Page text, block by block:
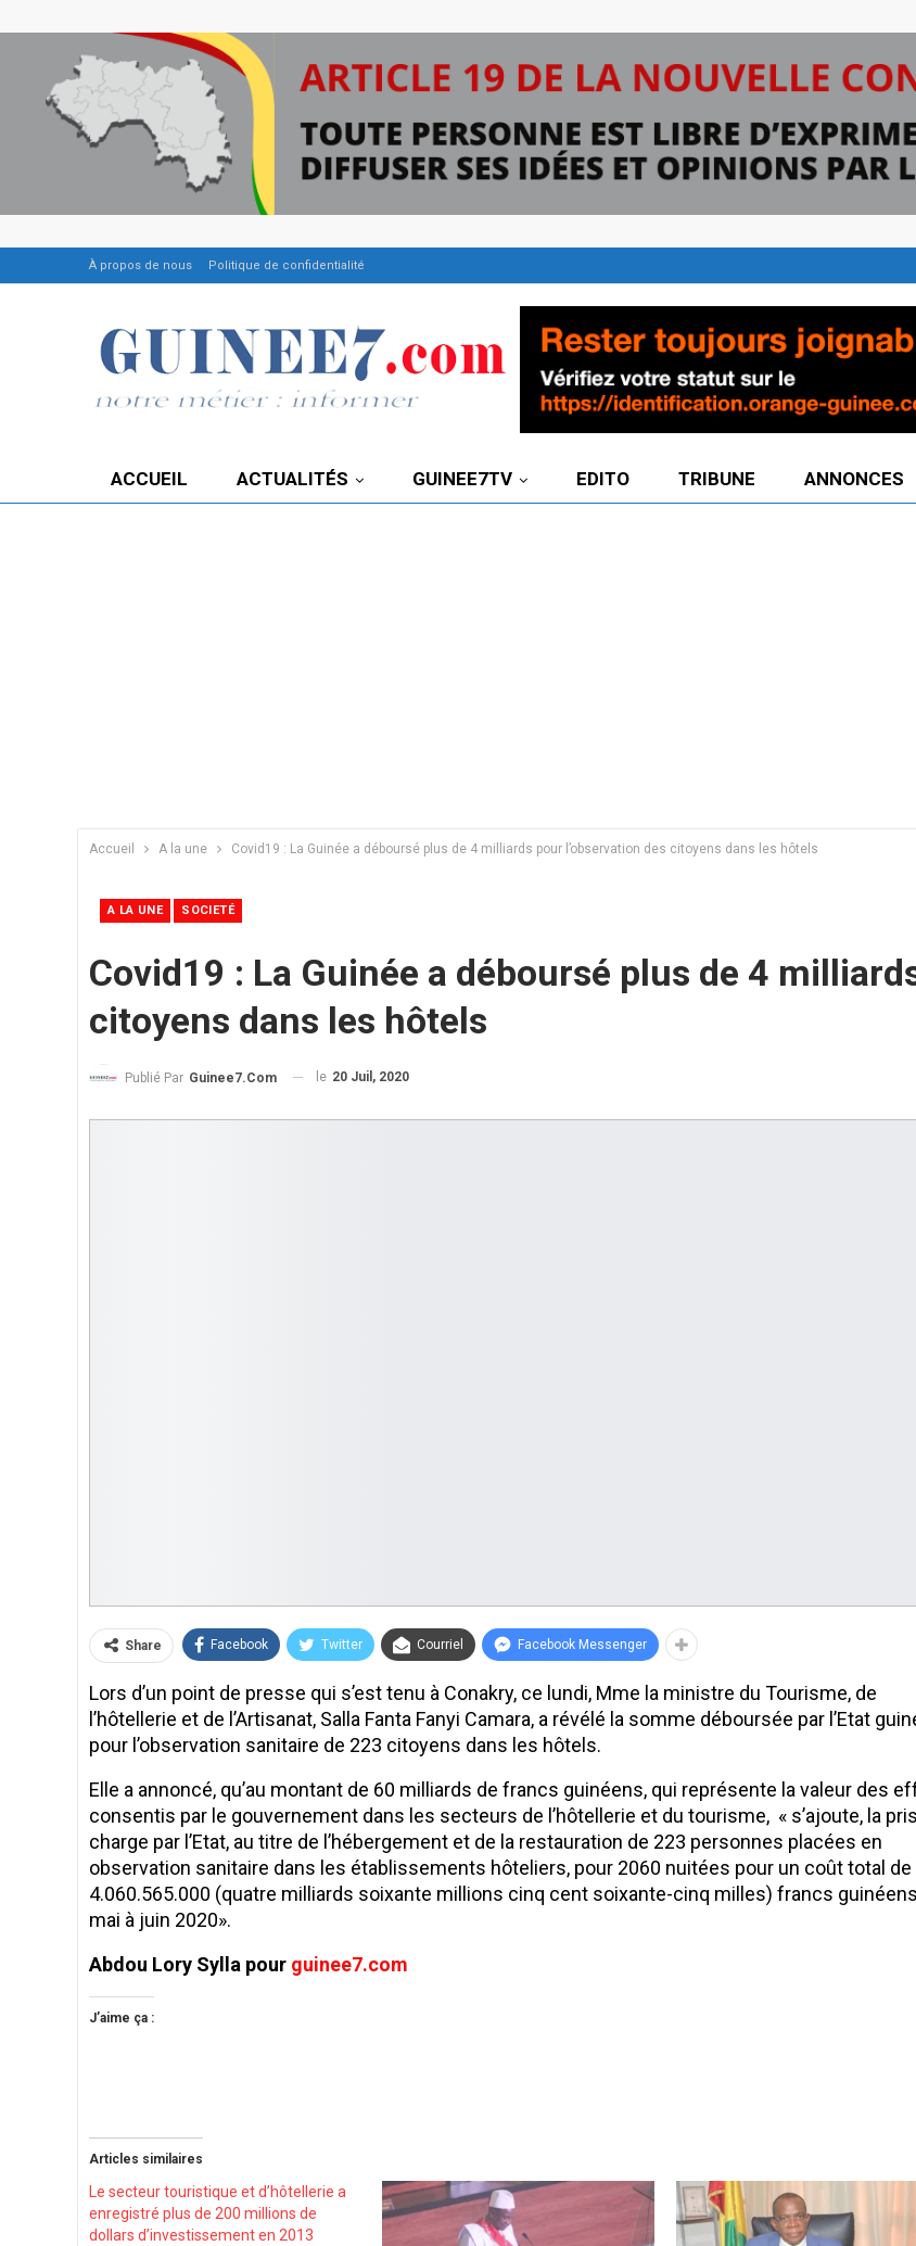
À propos de nous Politique de confidentialité
ACCUEIL ACTUALITÉS GUINEE7TV EDITO TRIBUNE ANNONCES
Accueil A la une Covid19 : La Guinée a déboursé plus de 4 milliards pour l’observation des citoyens dans les hôtels
A LA UNE SOCIETÉ
Covid19 : La Guinée a déboursé plus de 4
citoyens dans les hôtels
Publié Par Guinee7.com le 20 Juil, 2020
Share Facebook Twitter Courriel Facebook Messenger
Lors d’un point de presse qui s’est tenu à Conakry, ce lundi, Mme la ministre du Tourisme, de
l’hôtellerie et de l’Artisanat, Salla Fanta Fanyi Camara, a révélé la somme déboursée par l’Etat
pour l’observation sanitaire de 223 citoyens dans les hôtels.
Elle a annoncé, qu’au montant de 60 milliards de francs guinéens, qui représente la valeur des
consentis par le gouvernement dans les secteurs de l’hôtellerie et du tourisme, « s’ajoute, la
charge par l’Etat, au titre de l’hébergement et de la restauration de 223 personnes placées en
observation sanitaire dans les établissements hôteliers, pour 2060 nuitées pour un coût total de
4.060.565.000 (quatre milliards soixante millions cinq cent soixante-cinq milles) francs
mai à juin 2020».
Abdou Lory Sylla pour guinee7.com
J’aime ça :
Articles similaires
Le secteur touristique et d’hôtellerie a
enregistré plus de 200 millions de
dollars d’investissement en 2013